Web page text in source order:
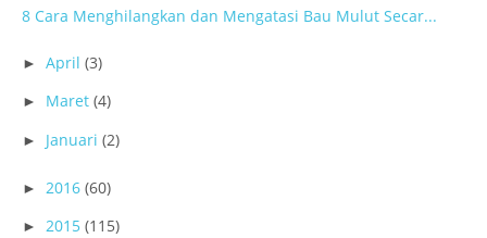
8 Cara Menghilangkan dan Mengatasi Bau Mulut Secar...
► April (3)
► Maret (4)
► Januari (2)
► 2016 (60)
► 2015 (115)